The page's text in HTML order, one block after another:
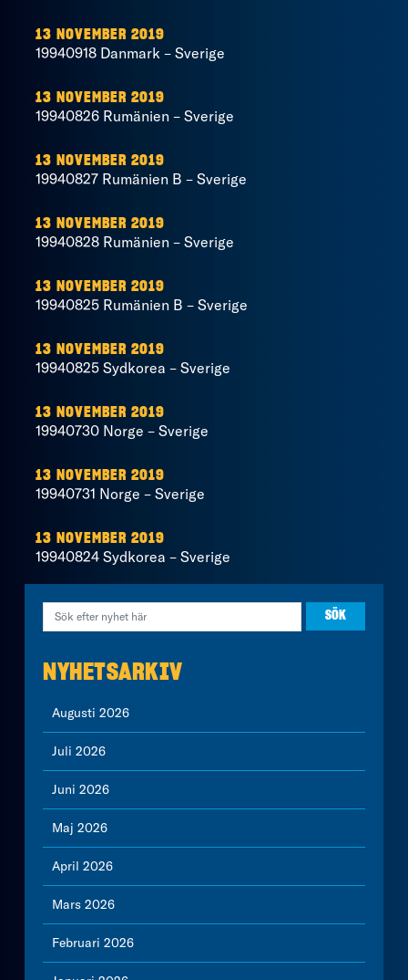
13 NOVEMBER 2019
19940918 Danmark – Sverige
13 NOVEMBER 2019
19940826 Rumänien – Sverige
13 NOVEMBER 2019
19940827 Rumänien B – Sverige
13 NOVEMBER 2019
19940828 Rumänien – Sverige
13 NOVEMBER 2019
19940825 Rumänien B – Sverige
13 NOVEMBER 2019
19940825 Sydkorea – Sverige
13 NOVEMBER 2019
19940730 Norge – Sverige
13 NOVEMBER 2019
19940731 Norge – Sverige
13 NOVEMBER 2019
19940824 Sydkorea – Sverige
NYHETSARKIV
Augusti 2026
Juli 2026
Juni 2026
Maj 2026
April 2026
Mars 2026
Februari 2026